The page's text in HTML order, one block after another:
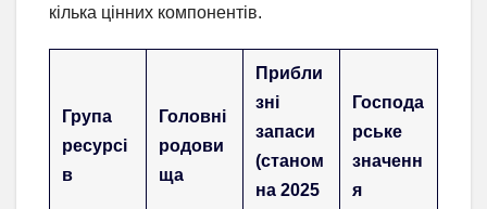
кілька цінних компонентів.
Група
ресурсі
в
Головні
родови
ща
Прибли
зні
запаси
(станом
на 2025
Господа
рське
значенн
я